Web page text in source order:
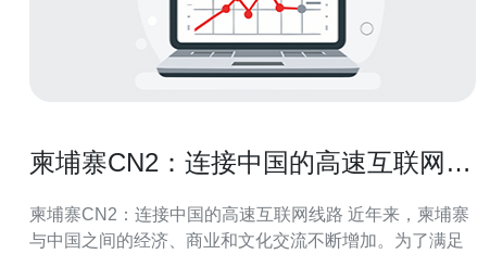
柬埔寨CN2：连接中国的高速互联网线
柬埔寨CN2：连接中国的高速互联网线路 近年来，柬埔寨
与中国之间的经济、商业和文化交流不断增加。为了满足